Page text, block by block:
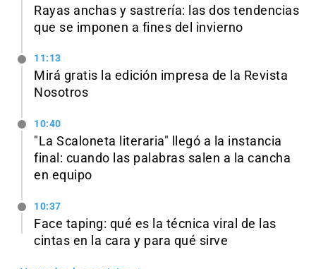
Rayas anchas y sastrería: las dos tendencias
que se imponen a fines del invierno
11:13
Mirá gratis la edición impresa de la Revista
Nosotros
10:40
"La Scaloneta literaria" llegó a la instancia
final: cuando las palabras salen a la cancha
en equipo
10:37
Face taping: qué es la técnica viral de las
cintas en la cara y para qué sirve